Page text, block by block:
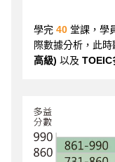
學完 40 堂課，學
際數據分析，此
高級) 以及 TOEIC